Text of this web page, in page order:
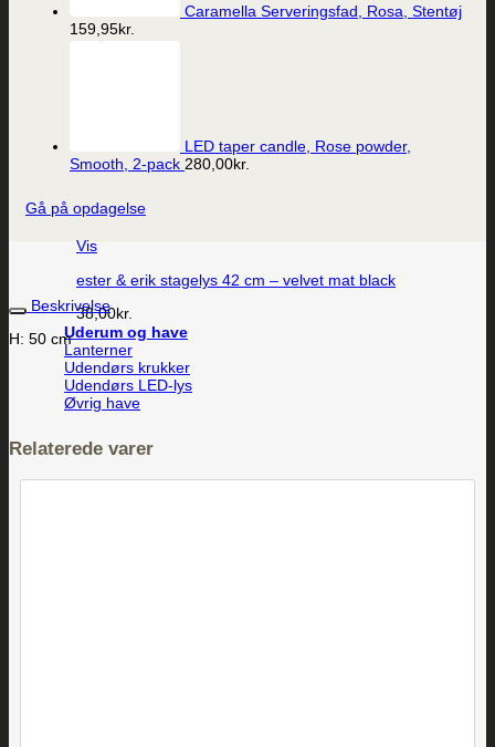
Vis
ester & erik stagelys 42 cm – velvet mat black
38,00kr.
Uderum og have
Lanterner
Udendørs krukker
Udendørs LED-lys
Øvrig have
Caramella Serveringsfad, Rosa, Stentøj
159,95kr.
LED taper candle, Rose powder,
Smooth, 2-pack 280,00kr.
Gå på opdagelse
Beskrivelse
H: 50 cm
Relaterede varer